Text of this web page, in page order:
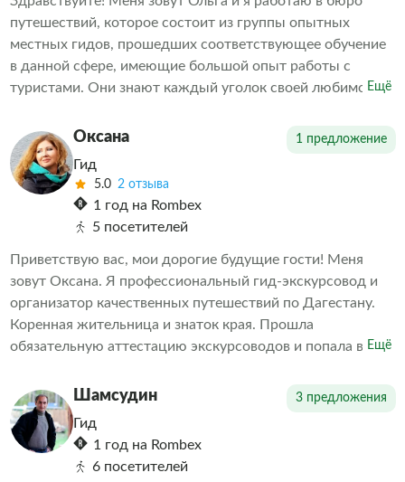
путешествий, которое состоит из группы опытных
местных гидов, прошедших соответствующее обучение
в данной сфере, имеющие большой опыт работы с
туристами. Они знают каждый уголок своей любимой
Более 4х лет организовывают однодневные,
многодневные и индивидуальные экскурсии и
путешествия наших дорогих гостей по удивительному
Дагестану.
Ещё
Оксана 1 предложение
Гид
5.0 2 отзыва
1 год на Rombex
5 посетителей
Приветствую вас, мои дорогие будущие гости! Меня
зовут Оксана. Я профессиональный гид-экскурсовод и
организатор качественных путешествий по Дагестану.
Коренная жительница и знаток края. Прошла
обязательную аттестацию экскурсоводов и попала в
всегда позитивно, активно, информативно, а самое
главное — время пролетает незаметно.
Ещё
Шамсудин 3 предложения
Гид
1 год на Rombex
6 посетителей